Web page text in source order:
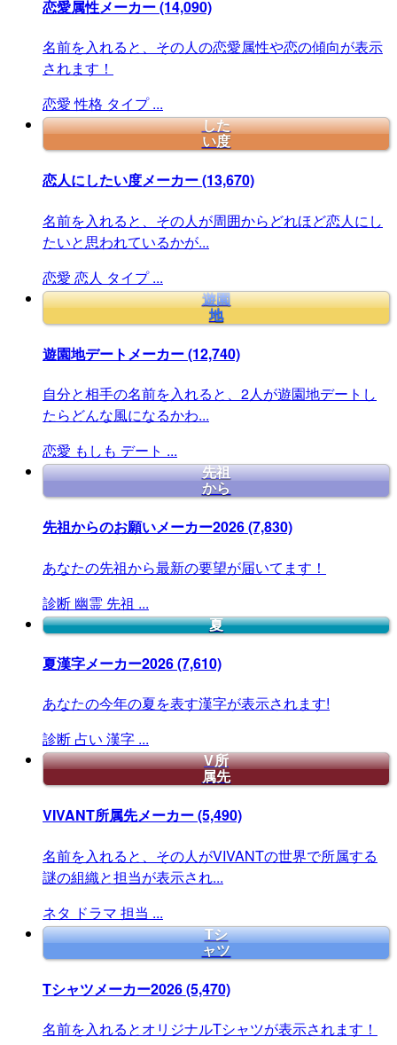
恋愛属性メーカー(14,090)
名前を入れると、その人の恋愛属性や恋の傾向が表示
されます！
恋愛 性格 タイプ ...
した
い度
恋人にしたい度メーカー(13,670)
名前を入れると、その人が周囲からどれほど恋人にし
たいと思われているかが...
恋愛 恋人 タイプ ...
遊園
地
遊園地デートメーカー(12,740)
自分と相手の名前を入れると、2人が遊園地デートし
たらどんな風になるかわ...
恋愛 もしも デート ...
先祖
から
先祖からのお願いメーカー2026(7,830)
あなたの先祖から最新の要望が届いてます！
診断 幽霊 先祖 ...
夏
夏漢字メーカー2026(7,610)
あなたの今年の夏を表す漢字が表示されます!
診断 占い 漢字 ...
V所
属先
VIVANT所属先メーカー(5,490)
名前を入れると、その人がVIVANTの世界で所属する
謎の組織と担当が表示され...
ネタ ドラマ 担当 ...
Tシ
ャツ
Tシャツメーカー2026(5,470)
名前を入れるとオリジナルTシャツが表示されます！